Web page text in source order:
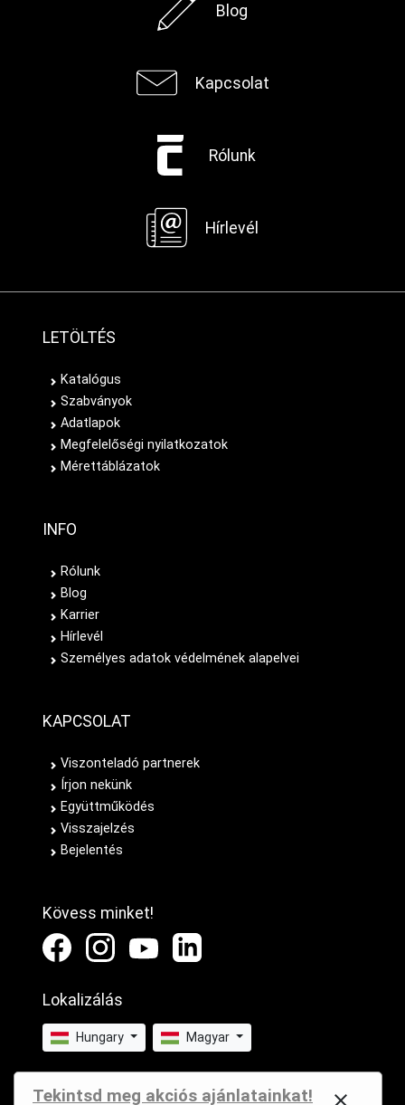
Tekintsd meg akciós ajánlatainkat! close
Blog
Kapcsolat
Rólunk
Hírlevél
LETÖLTÉS
Katalógus
Szabványok
Adatlapok
Megfelelőségi nyilatkozatok
Mérettáblázatok
INFO
Rólunk
Blog
Karrier
Hírlevél
Személyes adatok védelmének alapelvei
KAPCSOLAT
Viszonteladó partnerek
Írjon nekünk
Együttműködés
Visszajelzés
Bejelentés
Kövess minket!
Lokalizálás
Hungary Magyar